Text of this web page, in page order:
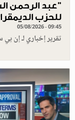
"عبد الرحمن
للحزب
05/08/2026 - 09:45
تقرير إخباري لـ إن